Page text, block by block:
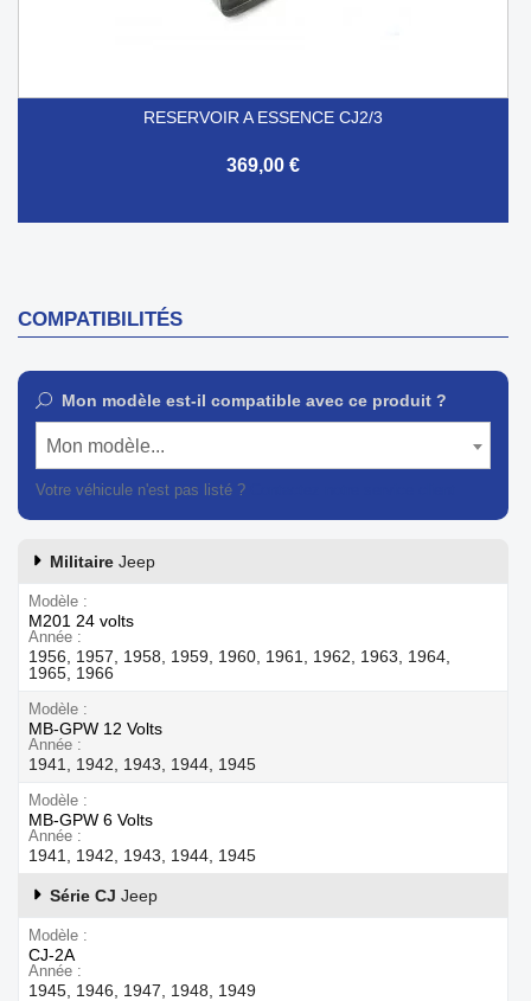
RESERVOIR A ESSENCE CJ2/3
369,00 €
COMPATIBILITÉS
Mon modèle est-il compatible avec ce produit ?
Mon modèle...
Votre véhicule n'est pas listé ?
Militaire Jeep
Modèle
M201 24 volts
Année
1956, 1957, 1958, 1959, 1960, 1961, 1962, 1963, 1964,
1965, 1966
Modèle
MB-GPW 12 Volts
Année
1941, 1942, 1943, 1944, 1945
Modèle
MB-GPW 6 Volts
Année
1941, 1942, 1943, 1944, 1945
Série CJ Jeep
Modèle
CJ-2A
Année
1945, 1946, 1947, 1948, 1949